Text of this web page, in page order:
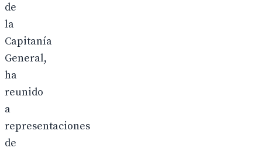
de
la
Capitanía
General,
ha
reunido
a
representaciones
de